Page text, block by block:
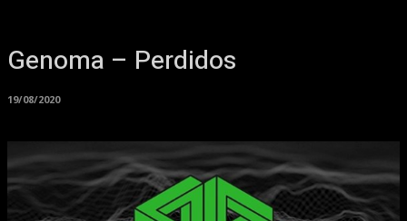
Genoma – Perdidos
19/08/2020